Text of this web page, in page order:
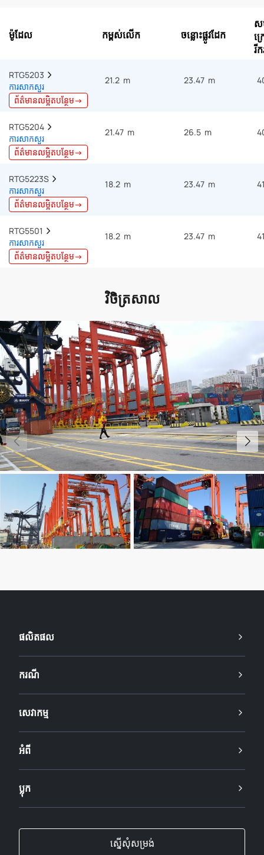
ម៉ូដែល កម្ពស់លើក ចន្លោះផ្លូវដែក
ស
ក្
រី
RTG5203
ការសាកសួរ
ព័ត៌មានលម្អិតបន្ថែម→
21.2 m 23.47 m
RTG5204
ការសាកសួរ
ព័ត៌មានលម្អិតបន្ថែម→
21.47 m 26.5 m
RTG5223S
ការសាកសួរ
ព័ត៌មានលម្អិតបន្ថែម→
18.2 m 23.47 m
RTG5501
ការសាកសួរ
ព័ត៌មានលម្អិតបន្ថែម→
18.2 m 23.47 m
វិចិត្រសាល
ផលិតផល
ករណី
សេវាកម្ម
អំពី
ប្លុក
ស្នើសុំសម្រង់